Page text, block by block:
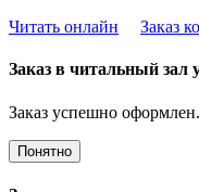
Читать онлайн
Заказ
Заказ в читальный зал
Заказ успешно оформлен.
Понятно